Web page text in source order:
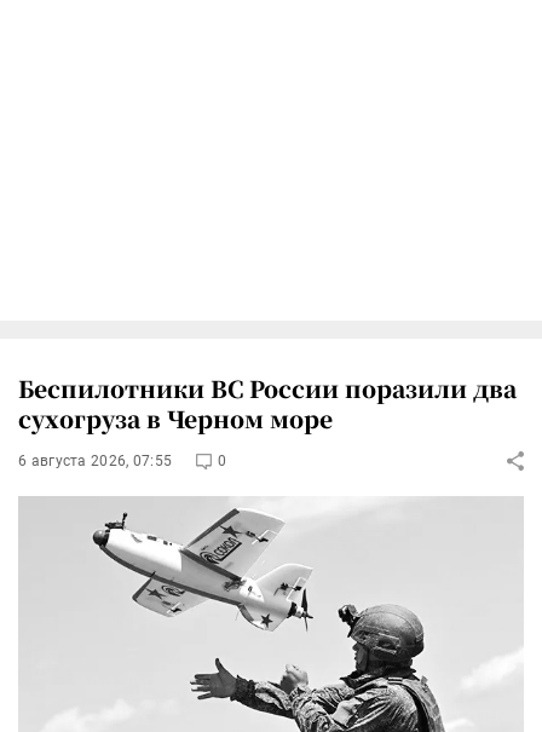
Беспилотники ВС России поразили два
сухогруза в Черном море
6 августа 2026, 07:55 0